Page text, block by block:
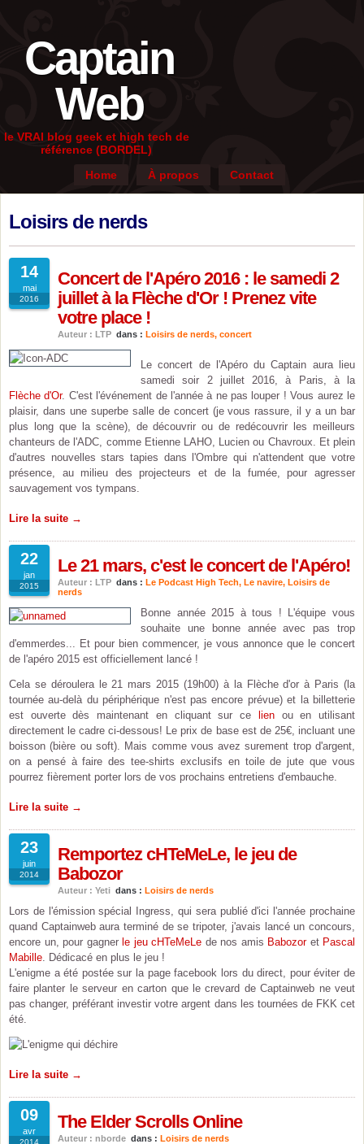
Captain
Web
le VRAI blog geek et high tech de
référence (BORDEL)
Home
À propos Contact
Loisirs de nerds
14
mai
2016
Concert de l'Apéro 2016 : le samedi 2
juillet à la Flèche d'Or ! Prenez vite
votre place !
Auteur : LTP dans : Loisirs de nerds, concert
Le concert de l'Apéro du Captain aura lieu
samedi soir 2 juillet 2016, à Paris, à la
Flèche d'Or. C'est l'événement de l'année à ne pas louper ! Vous aurez le
plaisir, dans une superbe salle de concert (je vous rassure, il y a un bar
plus long que la scène), de découvrir ou de redécouvrir les meilleurs
chanteurs de l'ADC, comme Etienne LAHO, Lucien ou Chavroux. Et plein
d'autres nouvelles stars tapies dans l'Ombre qui n'attendent que votre
présence, au milieu des projecteurs et de la fumée, pour agresser
sauvagement vos tympans.
Lire la suite →
22
jan
2015
Le 21 mars, c'est le concert de l'Apéro!
Auteur : LTP dans : Le Podcast High Tech, Le navire, Loisirs de
nerds
Bonne année 2015 à tous ! L'équipe vous
souhaite une bonne année avec pas trop
d'emmerdes... Et pour bien commencer, je vous annonce que le concert
de l'apéro 2015 est officiellement lancé !
Cela se déroulera le 21 mars 2015 (19h00) à la Flèche d'or à Paris (la
tournée au-delà du périphérique n'est pas encore prévue) et la billetterie
est ouverte dès maintenant en cliquant sur ce
lienou en utilisant
directement le cadre ci-dessous! Le prix de base est de 25€, incluant une
boisson (bière ou soft). Mais comme vous avez surement trop d'argent,
on a pensé à faire des tee-shirts exclusifs en toile de jute que vous
pourrez fièrement porter lors de vos prochains entretiens d'embauche.
Lire la suite →
23
juin
2014
Remportez cHTeMeLe, le jeu de
Babozor
Auteur : Yeti dans : Loisirs de nerds
Lors de l'émission spécial Ingress, qui sera publié d'ici l'année prochaine
quand Captainweb aura terminé de se tripoter, j'avais lancé un concours,
encore un, pour gagner le jeu cHTeMeLe de nos amis Babozoret Pascal
Mabille. Dédicacé en plus le jeu !
L'enigme a été postée sur la page facebook lors du direct, pour éviter de
faire planter le serveur en carton que le crevard de Captainweb ne veut
pas changer, préférant investir votre argent dans les tournées de FKK cet
été.
Lire la suite →
09
avr
2014
The Elder Scrolls Online
Auteur : nborde dans : Loisirs de nerds